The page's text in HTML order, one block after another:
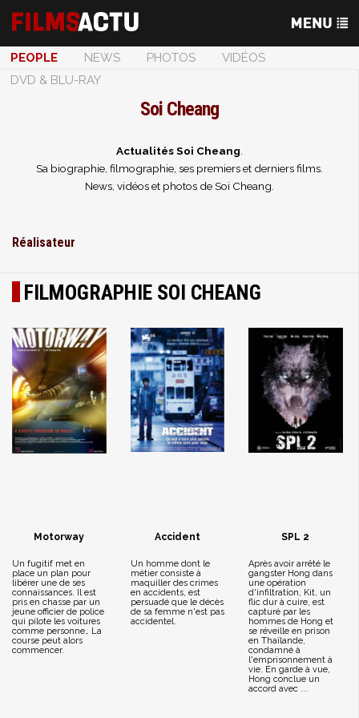
PEOPLE NEWS PHOTOS
VIDÉOS
DVD & BLU-RAY
Soi Cheang
Actualités Soi Cheang
Sa biographie, filmographie, ses premiers et derniers films.
News, vidéos et photos de Soi Cheang.
Réalisateur
FILMOGRAPHIE SOI CHEANG
Motorway
Un fugitif met en
place un plan pour
libérer une de ses
connaissances. Il est
pris en chasse par un
jeune officier de police
qui pilote les voitures
comme personne… La
course peut alors
commencer.
Accident
Un homme dont le
métier consiste à
maquiller des crimes
en accidents, est
persuadé que le décès
de sa femme n'est pas
accidentel.
SPL 2
Après avoir arrêté le
gangster Hong dans
une opération
d'infiltration, Kit, un
flic dur à cuire, est
capturé par les
hommes de Hong et
se réveille en prison
en Thaïlande,
condamné à
l'emprisonnement à
vie. En garde à vue,
Hong conclue un
accord avec ...